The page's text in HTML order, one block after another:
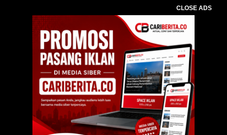
CLOSE ADS